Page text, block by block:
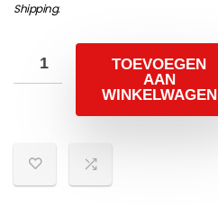
Shipping.
TOEVOEGEN
AAN
WINKELWAGEN